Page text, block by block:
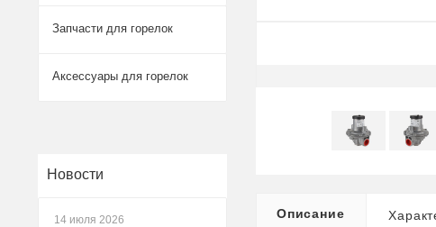
Описание
Запчасти для горелок
Аксессуары для горелок
Новости
14 июля 2026